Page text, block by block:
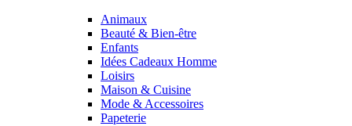
Animaux
Beauté & Bien-être
Enfants
Idées Cadeaux Homme
Loisirs
Maison & Cuisine
Mode & Accessoires
Papeterie